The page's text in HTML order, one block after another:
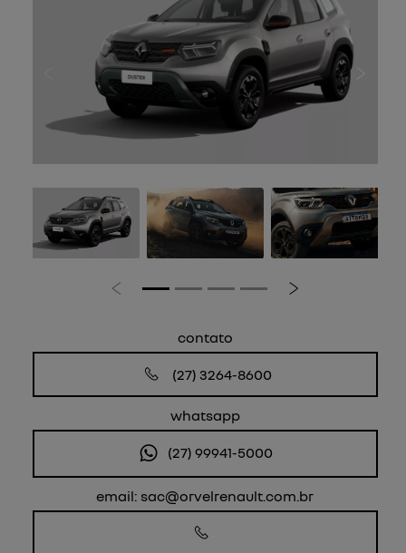
Anterior
Anterior Próximo
contato
(27) 3264-8600
whatsapp
(27) 99941-5000
email: sac@orvelrenault.com.br